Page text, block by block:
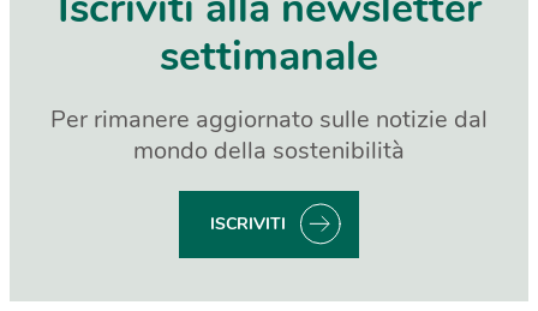
settimanale
Per rimanere aggiornato sulle notizie dal
mondo della sostenibilità
ISCRIVITI